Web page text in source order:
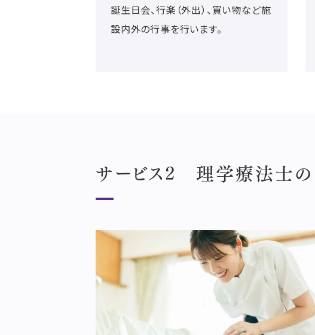
誕生日会、行楽（外出）、買い物など施
設内外の行事を行います。
サービス2 理学療法士の